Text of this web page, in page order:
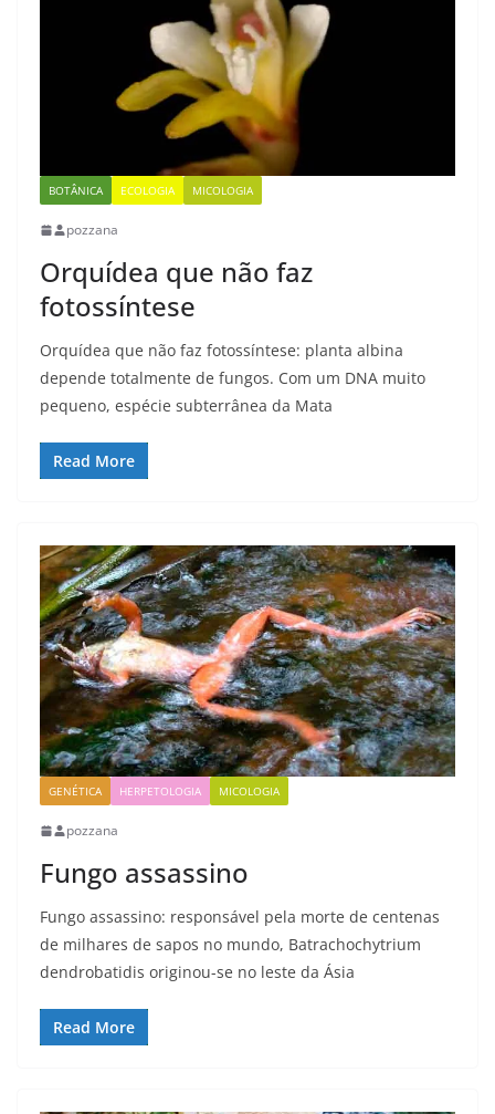
BOTÂNICA ECOLOGIA MICOLOGIA
pozzana
Orquídea que não faz
fotossíntese
Orquídea que não faz fotossíntese: planta albina
depende totalmente de fungos. Com um DNA muito
pequeno, espécie subterrânea da Mata
Read More
GENÉTICA HERPETOLOGIA MICOLOGIA
pozzana
Fungo assassino
Fungo assassino: responsável pela morte de centenas
de milhares de sapos no mundo, Batrachochytrium
dendrobatidis originou-se no leste da Ásia
Read More